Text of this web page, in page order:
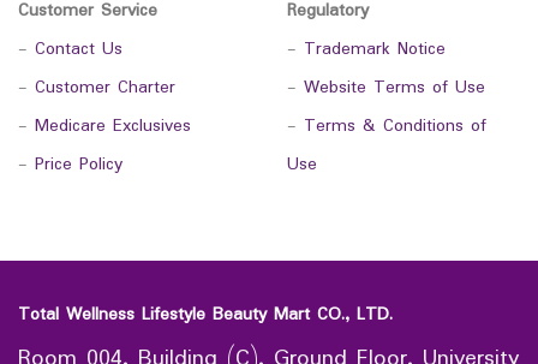
Customer Service
- Contact Us
- Customer Charter
- Medicare Exclusives
- Price Policy
Regulatory
- Trademark Notice
- Website Terms of Use
- Terms & Conditions of
Use
Total Wellness Lifestyle Beauty Mart CO., LTD.